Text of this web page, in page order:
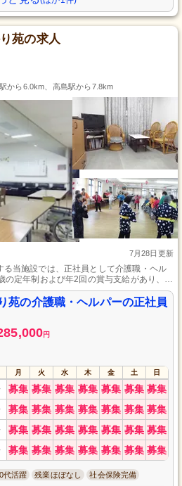
苑の求人
から6.0km、高島駅から7.8km
7月28日更新
当施設では、正社員として介護職・ヘル
の定年制および年2回の賞与支給があり、長
ができます。介護の実務経験は不問、介護
します。地域社会に貢献する明るいスタッ
がいを感じながら働きませんか。
苑の介護職・ヘルパーの正社員
円
月 火 水 木 金 土 日
募集 募集 募集 募集 募集 募集 募集
募集 募集 募集 募集 募集 募集 募集
募集 募集 募集 募集 募集 募集 募集
募集 募集 募集 募集 募集 募集 募集
代活躍 残業ほぼなし 社会保険完備